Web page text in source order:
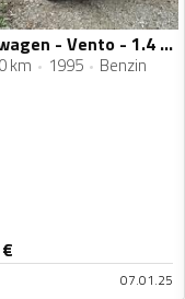
Volkswagen - Vento - 1.4 CL
km 1995 Benzin
07.01.25